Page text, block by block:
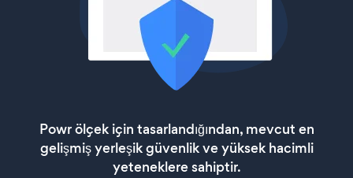
Powr ölçek için tasarlandığından, mevcut en
gelişmiş yerleşik güvenlik ve yüksek hacimli
yeteneklere sahiptir.